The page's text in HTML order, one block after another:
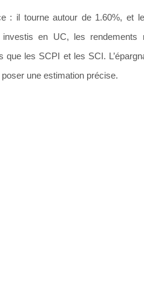
: il tourne autour de 1.60%, et
en UC, les rendements
les SCPI et les SCI.
une estimation précise.